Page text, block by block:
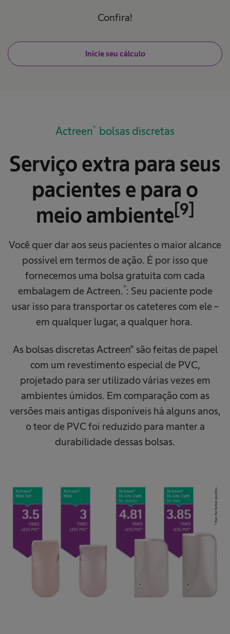
Confira!
Inicie seu cálculo
Actreen® bolsas discretas
Serviço extra para seus
pacientes e para o
meio ambiente[9]
Você quer dar aos seus pacientes o maior alcance
possível em termos de ação. É por isso que
fornecemos uma bolsa gratuita com cada
embalagem de Actreen.®: Seu paciente pode
usar isso para transportar os cateteres com ele –
em qualquer lugar, a qualquer hora.
As bolsas discretas Actreen® são feitas de papel
com um revestimento especial de PVC,
projetado para ser utilizado várias vezes em
ambientes úmidos. Em comparação com as
versões mais antigas disponíveis há alguns anos,
o teor de PVC foi reduzido para manter a
durabilidade dessas bolsas.